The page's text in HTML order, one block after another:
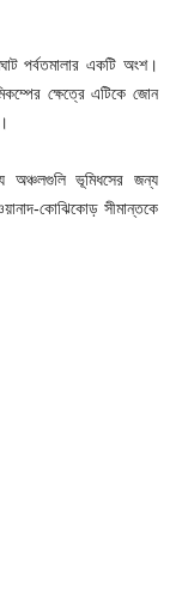
পর্বতমালার একটি অংশ।
ক্ষেত্রে এটিকে জোন
অঞ্চলগুলি ভূমিধসের জন্য
কোঝিকোড় সীমান্তকে